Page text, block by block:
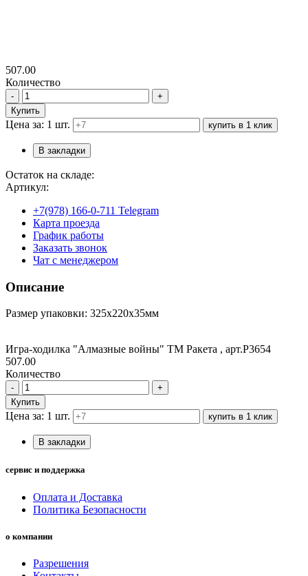
507.00
Количество
-
+
Купить
Цена за: 1 шт. купить в 1 клик
В закладки
Остаток на складе:
Артикул:
+7(978) 166-0-711 Telegram
Карта проезда
График работы
Заказать звонок
Чат с менеджером
Описание
Размер упаковки: 325х220х35мм
Игра-ходилка "Алмазные войны" ТМ Ракета , арт.Р3654
507.00
Количество
-
+
Купить
Цена за: 1 шт. купить в 1 клик
В закладки
сервис и поддержка
Оплата и Доставка
Политика Безопасности
о компании
Разрешения